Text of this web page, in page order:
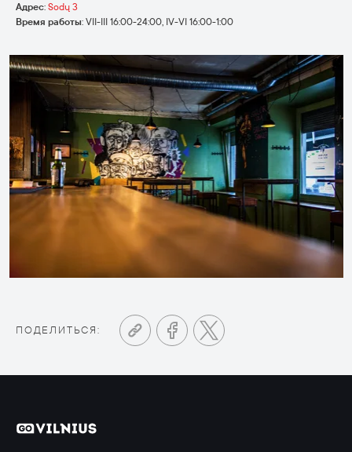
Адрес: Sodų 3
Время работы: VII-III 16:00-24:00, IV-VI 16:00-1:00
ПОДЕЛИТЬСЯ: